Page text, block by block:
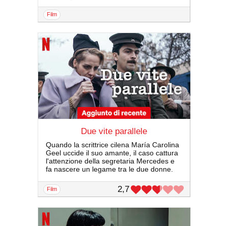
film
Due vite parallele
Quando la scrittrice cilena María Carolina
Geel uccide il suo amante, il caso cattura
l'attenzione della segretaria Mercedes e
fa nascere un legame tra le due donne.
film 2,7